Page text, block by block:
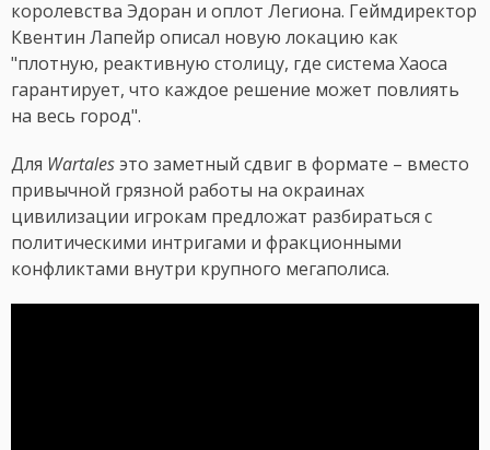
королевства Эдоран и оплот Легиона. Геймдиректор
Квентин Лапейр описал новую локацию как
"плотную, реактивную столицу, где система Хаоса
гарантирует, что каждое решение может повлиять
на весь город".
Для Wartalesэто заметный сдвиг в формате – вместо
привычной грязной работы на окраинах
цивилизации игрокам предложат разбираться с
политическими интригами и фракционными
конфликтами внутри крупного мегаполиса.